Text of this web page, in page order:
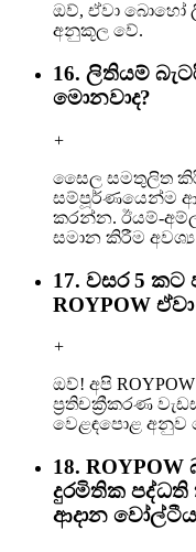
ඔව්, ඒවා බොහෝ
අනුකූල වේ.
16. ලිතියම්
මොනවාද?
+
සෛල සමතුලිත
සම්පූර්ණයෙන්ම
කරන්න. ඊයම්-
සමාන කිරීම
17. වසර 5 කට
ROYPOW
+
ඔව්! අපි
ප්‍රතිචක්‍රීකරණ
වෙළඳපොළ අනුව
18.
දුරමිතික පද්ධති
ආදාන